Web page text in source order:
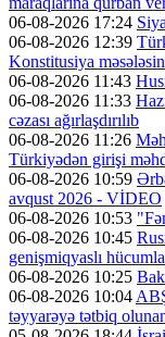
06-08-2026 17:24
06-08-2026 12:39
Konstitusiya
06-08-2026 11:43
06-08-2026 11:33
cəzası ağırlaşdırılıb
06-08-2026 11:26
Türkiyədən girişi
06-08-2026 10:59
avqust 2026 - VİDEO
06-08-2026 10:53
06-08-2026 10:45
genişmiqyaslı
06-08-2026 10:25
06-08-2026 10:04
təyyarəyə tətbiq